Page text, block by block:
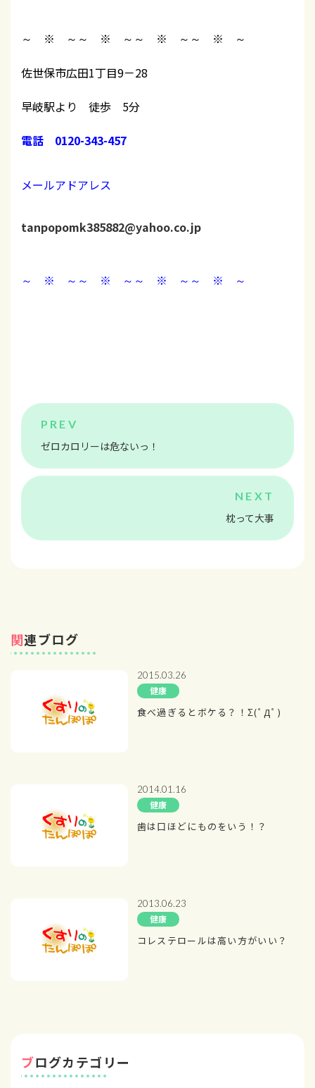
～ ※ ～ ～ ※ ～ ～ ※ ～ ～ ※ ～
佐世保市広田1丁目9－28
早岐駅より 徒歩 5分
電話 0120-343-457
メールアドアレス
tanpopomk385882@yahoo.co.jp
～ ※ ～ ～ ※ ～ ～ ※ ～ ～ ※ ～
ゼロカロリーは危ないっ！
枕って大事
関連ブログ
2015.03.26
健康
食べ過ぎるとボケる？！Σ(ﾟДﾟ)
2014.01.16
健康
歯は口ほどにものをいう！？
2013.06.23
健康
コレステロールは高い方がいい？
ブログカテゴリー